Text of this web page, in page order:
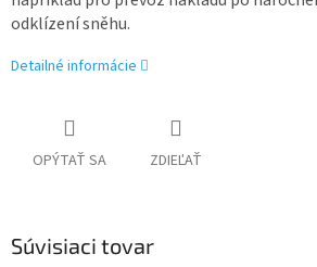
odklízení sněhu.
Detailné informácie
OPÝTAŤ SA ZDIEĽAŤ
Súvisiaci tovar